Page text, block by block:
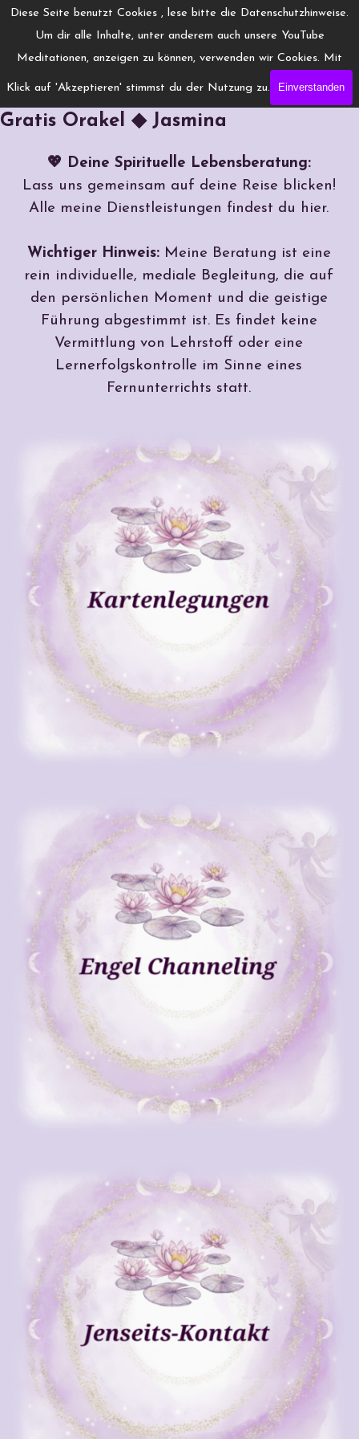
Diese Seite benutzt Cookies , lese bitte die Datenschutzhinweise.
Um dir alle Inhalte, unter anderem auch unsere YouTube
Meditationen, anzeigen zu können, verwenden wir Cookies. Mit
Klick auf 'Akzeptieren' stimmst du der Nutzung zu. Einverstanden
Direkt zum Seiteninhalt
www.Engelchanneling.de
Menü überspringen
◆ Kartenlegen, Jenseitskontakte & ◆ 9
Gratis Orakel ◆ Jasmina
💖 Deine Spirituelle Lebensberatung:
Lass uns gemeinsam auf deine Reise blicken!
Alle meine Dienstleistungen findest du hier.
Wichtiger Hinweis:Meine Beratung ist eine
rein individuelle, mediale Begleitung, die auf
den persönlichen Moment und die geistige
Führung abgestimmt ist. Es findet keine
Vermittlung von Lehrstoff oder eine
Lernerfolgskontrolle im Sinne eines
Fernunterrichts statt.